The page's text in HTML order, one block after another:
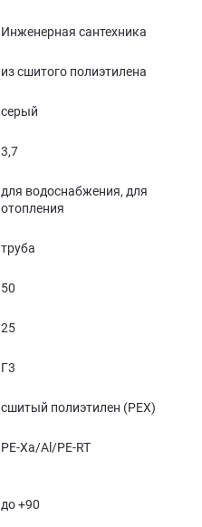
Инженерная сантехника
из сшитого полиэтилена
серый
3,7
для водоснабжения, для
отопления
труба
50
25
Г3
сшитый полиэтилен (PEX)
PE-Xa/Al/PE-RT
до +90